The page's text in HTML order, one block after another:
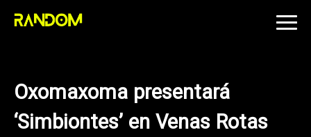
Skip
Oxomaxoma presentará
‘Simbiontes’ en Venas Rotas